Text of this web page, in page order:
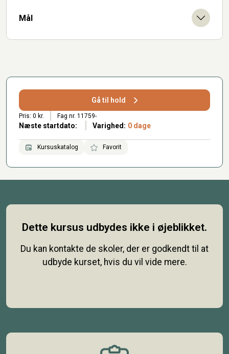
Mål
Gå til hold
Pris: 0 kr. Fag nr. 11759-
Næste startdato: Varighed: 0 dage
Kursuskatalog Favorit
Dette kursus udbydes ikke i øjeblikket.
Du kan kontakte de skoler, der er godkendt til at
udbyde kurset, hvis du vil vide mere.